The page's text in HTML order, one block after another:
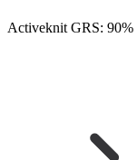
Activeknit GRS: 90%